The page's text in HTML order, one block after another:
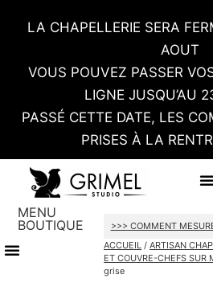
LA CHAPELLERIE SERA
AOUT
VOUS POUVEZ PASSER
LIGNE JUSQU’AU
PASSÉ CETTE DATE, LES
PRISES À LA
MENU
BOUTIQUE
>>> COMMENT
ACCUEIL /ARTISAN
ET COUVRE-CHEFS SUR
grise